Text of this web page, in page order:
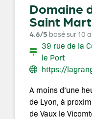
Domaine
Saint
4.6/5 basé sur 10
39 rue de la
le Port
https://
A moins d’une
de Lyon, à
de Vaux le